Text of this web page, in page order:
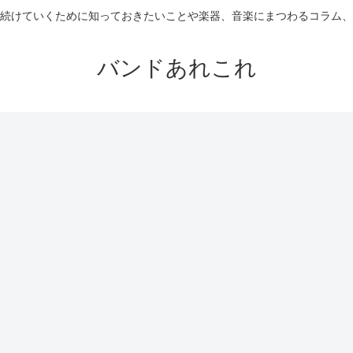
けていくために知っておきたいことや楽器、音楽にまつわるコラム
バンドあれこれ